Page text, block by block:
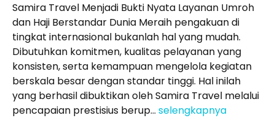
Samira Travel Menjadi Bukti Nyata Layanan Umroh
dan Haji Berstandar Dunia Meraih pengakuan di
tingkat internasional bukanlah hal yang mudah.
Dibutuhkan komitmen, kualitas pelayanan yang
konsisten, serta kemampuan mengelola kegiatan
berskala besar dengan standar tinggi. Hal inilah
yang berhasil dibuktikan oleh Samira Travel melalui
pencapaian prestisius berup... selengkapnya